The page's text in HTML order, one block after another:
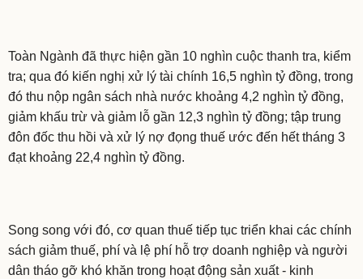
Toàn Ngành đã thực hiện gần 10 nghìn cuộc thanh tra, kiểm
tra; qua đó kiến nghị xử lý tài chính 16,5 nghìn tỷ đồng, trong
đó thu nộp ngân sách nhà nước khoảng 4,2 nghìn tỷ đồng,
giảm khấu trừ và giảm lỗ gần 12,3 nghìn tỷ đồng; tập trung
đôn đốc thu hồi và xử lý nợ đọng thuế ước đến hết tháng 3
đạt khoảng 22,4 nghìn tỷ đồng.
Song song với đó, cơ quan thuế tiếp tục triển khai các chính
sách giảm thuế, phí và lệ phí hỗ trợ doanh nghiệp và người
dân tháo gỡ khó khăn trong hoạt động sản xuất - kinh